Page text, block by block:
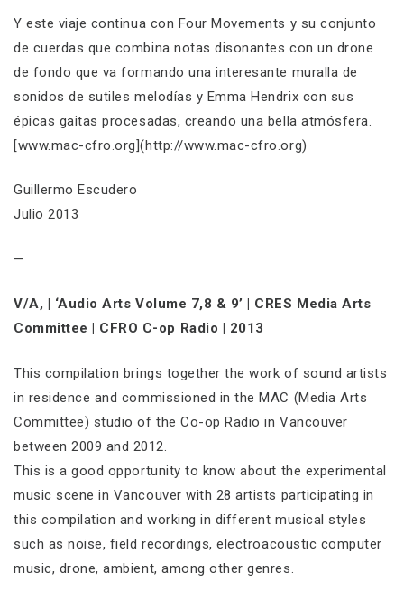
Y este viaje continua con Four Movements y su conjunto
de cuerdas que combina notas disonantes con un drone
de fondo que va formando una interesante muralla de
sonidos de sutiles melodías y Emma Hendrix con sus
épicas gaitas procesadas, creando una bella atmósfera.
[www.mac-cfro.org](http://www.mac-cfro.org)
Guillermo Escudero
Julio 2013
—
V/A, | ‘Audio Arts Volume 7,8 & 9’ | CRES Media Arts
Committee | CFRO C-op Radio | 2013
This compilation brings together the work of sound artists
in residence and commissioned in the MAC (Media Arts
Committee) studio of the Co-op Radio in Vancouver
between 2009 and 2012.
This is a good opportunity to know about the experimental
music scene in Vancouver with 28 artists participating in
this compilation and working in different musical styles
such as noise, field recordings, electroacoustic computer
music, drone, ambient, among other genres.